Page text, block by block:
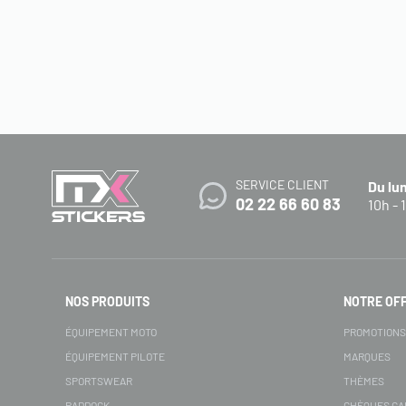
SERVICE CLIENT
02 22 66 60 83
Du
10h -
NOS PRODUITS
ÉQUIPEMENT MOTO
ÉQUIPEMENT PILOTE
SPORTSWEAR
NOTRE
PROMOTIONS
MARQUES
THÈMES